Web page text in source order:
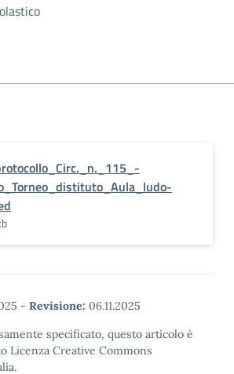
- Revisione: 06.11.2025
specificato, questo articolo è
Licenza Creative Commons